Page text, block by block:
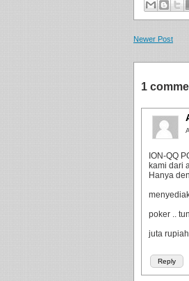
Newer Post
1
Reply
ION-QQ
kami dari
Hanya
poker ..
juta